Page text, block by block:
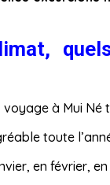
à Mui Né
toute
en février,